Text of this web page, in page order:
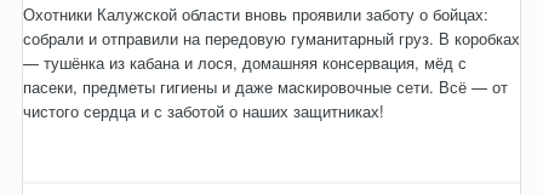
Охотники Калужской области вновь проявили заботу о бойцах:
собрали и отправили на передовую гуманитарный груз. В коробках
— тушёнка из кабана и лося, домашняя консервация, мёд с
пасеки, предметы гигиены и даже маскировочные сети. Всё — от
чистого сердца и с заботой о наших защитниках!